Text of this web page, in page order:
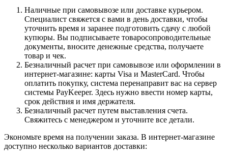
Наличные при самовывозе или доставке курьером.
Специалист свяжется с вами в день доставки, чтобы
уточнить время и заранее подготовить сдачу с любой
купюры. Вы подписываете товаросопроводительные
документы, вносите денежные средства, получаете
товар и чек.
Безналичный расчет при самовывозе или оформлении в
интернет-магазине: карты Visa и MasterCard. Чтобы
оплатить покупку, система перенаправит вас на сервер
системы PayKeeper. Здесь нужно ввести номер карты,
срок действия и имя держателя.
Безналичный расчет путем выставления счета.
Свяжитесь с менеджером и уточните все детали.
Экономьте время на получении заказа. В интернет-магазине
доступно несколько вариантов доставки: